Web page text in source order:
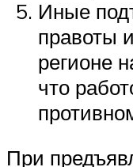
Иные
правоты
регионе
что
При